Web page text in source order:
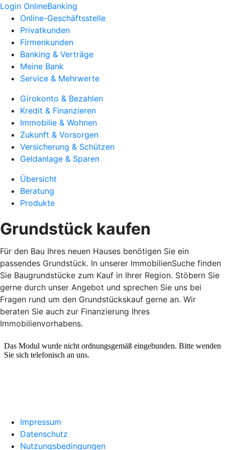
Login OnlineBanking
Online-Geschäftsstelle
Privatkunden
Firmenkunden
Banking & Verträge
Meine Bank
Service & Mehrwerte
Girokonto & Bezahlen
Kredit & Finanzieren
Immobilie & Wohnen
Zukunft & Vorsorgen
Versicherung & Schützen
Geldanlage & Sparen
Übersicht
Beratung
Produkte
Grundstück kaufen
Für den Bau Ihres neuen Hauses benötigen Sie ein
passendes Grundstück. In unserer ImmobilienSuche finden
Sie Baugrundstücke zum Kauf in Ihrer Region. Stöbern Sie
gerne durch unser Angebot und sprechen Sie uns bei
Fragen rund um den Grundstückskauf gerne an. Wir
beraten Sie auch zur Finanzierung Ihres
Immobilienvorhabens.
Impressum
Datenschutz
Nutzungsbedingungen